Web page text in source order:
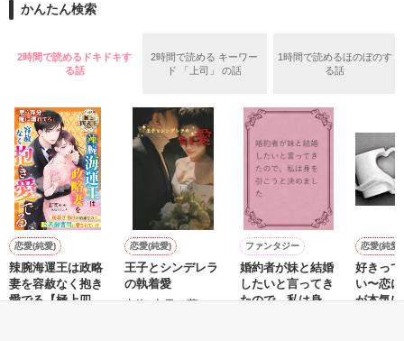
泣かせてばかりで…ゴメン…」
ユウは悲しく微笑む・・・・
悩み傷つき　精一杯愛した人
「俺なら　亜恋を
泣かせたりしないのに…」
愛斗はまっすぐ私を見る。
ユウと愛斗の間で
かんたん検索
2時間で読めるドキドキす
る話
2時間で読める キーワー
ド 「上司」 の話
1時間で読めるほのぼのす
る話
恋愛(純愛)
辣腕海運王は政略
妻を容赦なく抱き
愛でる【極上四天
恋愛(純愛)
王子とシンデレラ
の執着愛
七海 小雪／著
ファンタジー
婚約者が妹と結婚
したいと言ってき
たので、私は身を
恋愛(純愛)
好きっ
い〜恋
が本気